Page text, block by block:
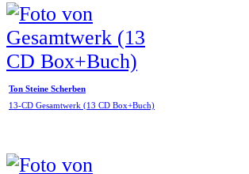
Ton Steine Scherben
13-CD Gesamtwerk (13 CD Box+Buch)